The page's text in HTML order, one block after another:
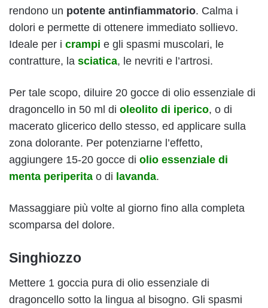
rendono un potente antinfiammatorio. Calma i
dolori e permette di ottenere immediato sollievo.
Ideale per i crampi e gli spasmi muscolari, le
contratture, la sciatica, le nevriti e l’artrosi.
Per tale scopo, diluire 20 gocce di olio essenziale di
dragoncello in 50 ml di oleolito di iperico, o di
macerato glicerico dello stesso, ed applicare sulla
zona dolorante. Per potenziarne l’effetto,
aggiungere 15-20 gocce di olio essenziale di
menta periperita o di lavanda.
Massaggiare più volte al giorno fino alla completa
scomparsa del dolore.
Singhiozzo
Mettere 1 goccia pura di olio essenziale di
dragoncello sotto la lingua al bisogno. Gli spasmi